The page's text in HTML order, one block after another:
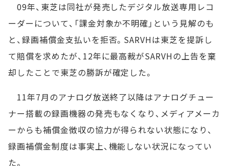
09年、東芝は同社が発売したデジタル放送専用レコ
ーダーについて、「課金対象か不明確」という見解のも
と、録画補償金支払いを拒否。SARVHは東芝を提訴し
て賠償を求めたが、12年に最高裁がSARVHの上告を棄
却したことで東芝の勝訴が確定した。
11年7月のアナログ放送終了以降はアナログチュー
ナー搭載の録画機器の発売もなくなり、メディアメーカ
ーからも補償金徴収の協力が得られない状態になり、
録画補償金制度は事実上、機能しない状況になってい
た。